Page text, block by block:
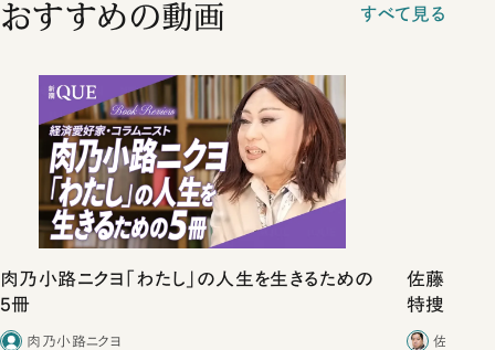
おすすめの動画 すべて見る
肉乃小路ニクヨ「わたし」の人生を生きるための
5冊
肉乃小路ニクヨ
佐藤優vs
特捜取調
合ったこと
佐藤優